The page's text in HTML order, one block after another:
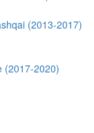
(2013-2017)
(2017-2020)